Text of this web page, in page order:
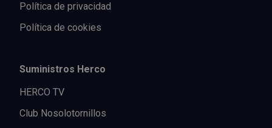
Política de privacidad
Política de cookies
Suministros Herco
HERCO TV
Club Nosolotornillos